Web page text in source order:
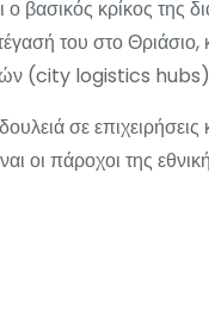
βασικός κρίκος της
του στο
(city logistics
σε
οι πάροχοι της